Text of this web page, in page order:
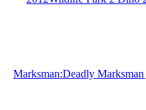
Deadly